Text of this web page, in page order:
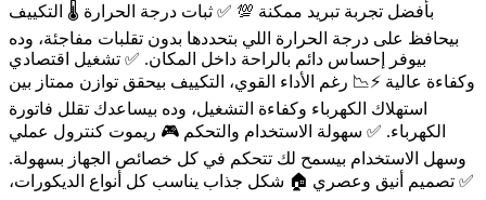
بأفضل تجربة تبريد ممكنة 💯 ✅ ثبات درجة الحرارة 🌡️ التكييف
بيحافظ على درجة الحرارة اللي بتحددها بدون تقلبات مفاجئة، وده
بيوفر إحساس دائم بالراحة داخل المكان. ✅ تشغيل اقتصادي
وكفاءة عالية ⚡📉 رغم الأداء القوي، التكييف بيحقق توازن ممتاز بين
استهلاك الكهرباء وكفاءة التشغيل، وده بيساعدك تقلل فاتورة
الكهرباء. ✅ سهولة الاستخدام والتحكم 🎮 ريموت كنترول عملي
وسهل الاستخدام بيسمح لك تتحكم في كل خصائص الجهاز بسهولة.
✅ تصميم أنيق وعصري 🏠 شكل جذاب يناسب كل أنواع الديكورات،